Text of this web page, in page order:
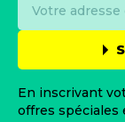
En inscrivant
offres spéciales